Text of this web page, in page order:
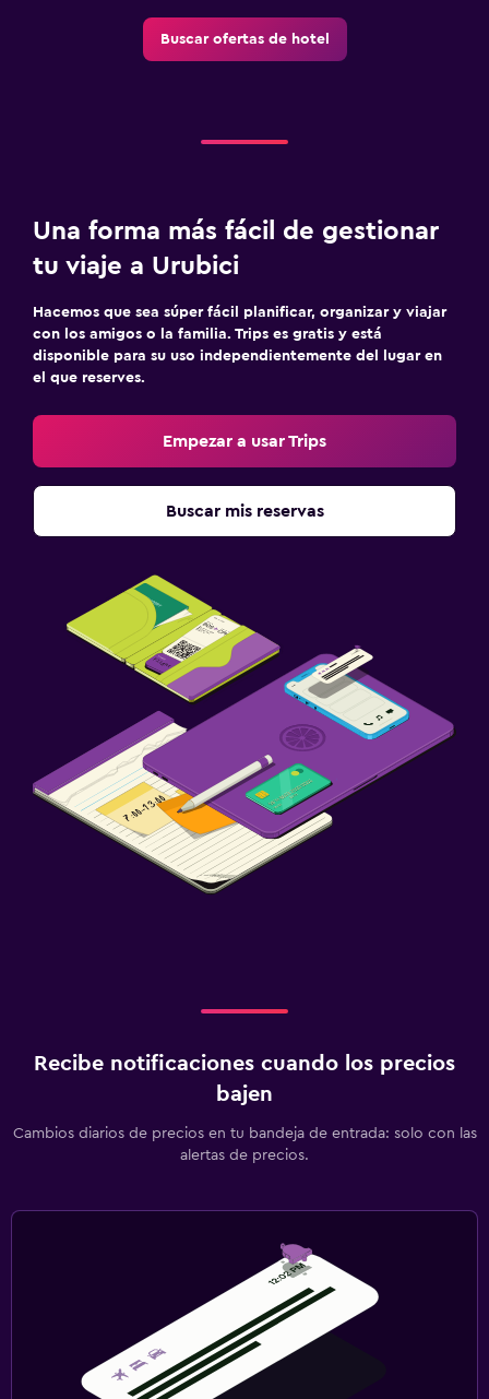
TV de pantalla plana
Copas
Minibar
Cocina compartida
Mesa de comedor
Carga de vehículos eléctricos
Estacionamiento privado
Sala de juegos
Ping pong
Salud y seguridad
Limpieza diaria
Botiquín de primeros auxilios
Detector de monóxido de carbono
Zona cubierta de juegos
Piscina
Toallas para piscina
Buscar ofertas de hotel
Una forma más fácil de gestionar
tu viaje a Urubici
Hacemos que sea súper fácil planificar, organizar y viajar
con los amigos o la familia. Trips es gratis y está
disponible para su uso independientemente del lugar en
el que reserves.
Empezar a usar Trips
Buscar mis reservas
Recibe notificaciones cuando los precios
bajen
Cambios diarios de precios en tu bandeja de entrada: solo con las
alertas de precios.